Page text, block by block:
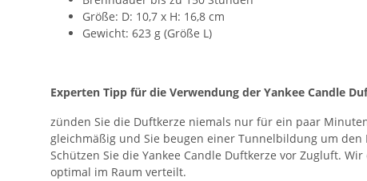
Größe: D: 10,7 x H: 16,8 cm
Gewicht: 623 g (Größe L)
Experten Tipp für die Verwendung der Yankee Candle
zünden Sie die Duftkerze niemals nur für ein paar
gleichmäßig und Sie beugen einer Tunnelbildung um
Schützen Sie die Yankee Candle Duftkerze vor Zugluft.
optimal im Raum verteilt.